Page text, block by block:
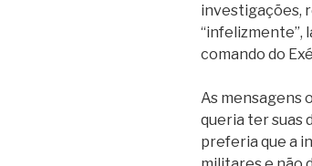
investigações,
“infelizmente”,
comando do
As mensagens
queria ter suas
preferia que a